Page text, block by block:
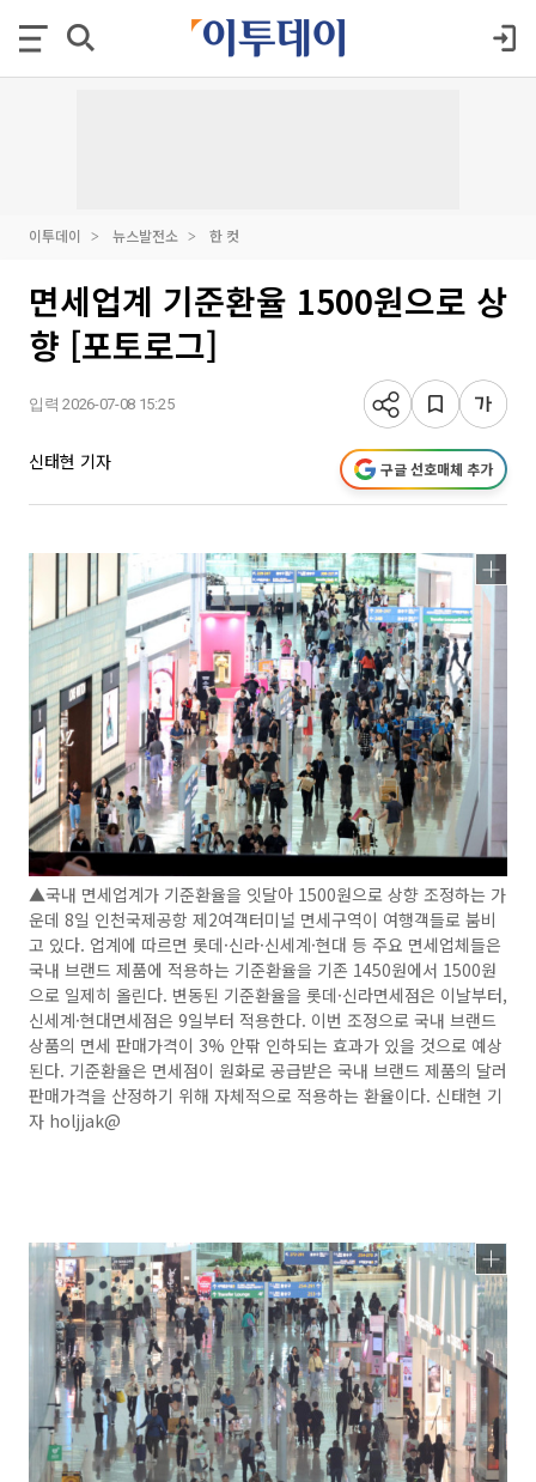
이투데이 뉴스발전소 한 컷
면세업계 기준환율 1500원으로 상
향 [포토로그]
입력 2026-07-08 15:25
신태현 기자 구글 선호매체 추가
▲국내 면세업계가 기준환율을 잇달아 1500원으로 상향 조정하는 가
운데 8일 인천국제공항 제2여객터미널 면세구역이 여행객들로 붐비
고 있다. 업계에 따르면 롯데·신라·신세계·현대 등 주요 면세업체들은
국내 브랜드 제품에 적용하는 기준환율을 기존 1450원에서 1500원
으로 일제히 올린다. 변동된 기준환율을 롯데·신라면세점은 이날부터,
신세계·현대면세점은 9일부터 적용한다. 이번 조정으로 국내 브랜드
상품의 면세 판매가격이 3% 안팎 인하되는 효과가 있을 것으로 예상
된다. 기준환율은 면세점이 원화로 공급받은 국내 브랜드 제품의 달러
판매가격을 산정하기 위해 자체적으로 적용하는 환율이다. 신태현 기
자 holjjak@